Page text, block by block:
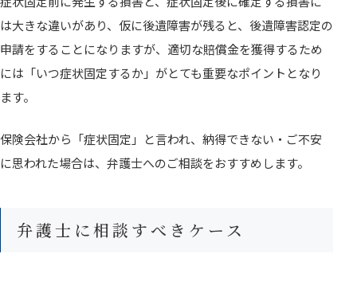
は大きな違いがあり、仮に後遺障害が残ると、後遺障害認定の
申請をすることになりますが、適切な賠償金を獲得するため
には「いつ症状固定するか」がとても重要なポイントとなり
ます。
保険会社から「症状固定」と言われ、納得できない・ご不安
に思われた場合は、弁護士へのご相談をおすすめします。
弁護士に相談すべきケース